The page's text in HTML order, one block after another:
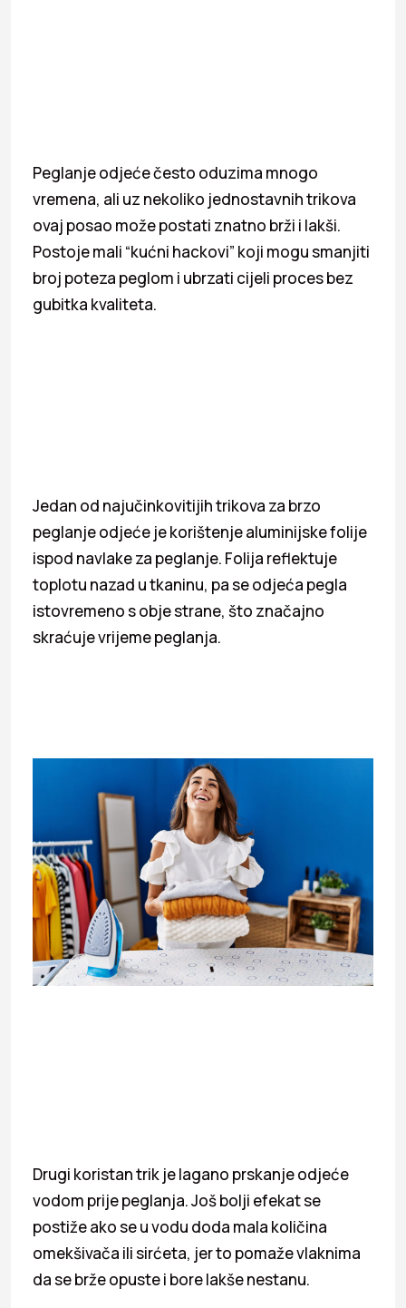
Peglanje odjeće često oduzima mnogo
vremena, ali uz nekoliko jednostavnih trikova
ovaj posao može postati znatno brži i lakši.
Postoje mali “kućni hackovi” koji mogu smanjiti
broj poteza peglom i ubrzati cijeli proces bez
gubitka kvaliteta.
Jedan od najučinkovitijih trikova za brzo
peglanje odjeće je korištenje aluminijske folije
ispod navlake za peglanje. Folija reflektuje
toplotu nazad u tkaninu, pa se odjeća pegla
istovremeno s obje strane, što značajno
skraćuje vrijeme peglanja.
Drugi koristan trik je lagano prskanje odjeće
vodom prije peglanja. Još bolji efekat se
postiže ako se u vodu doda mala količina
omekšivača ili sirćeta, jer to pomaže vlaknima
da se brže opuste i bore lakše nestanu.